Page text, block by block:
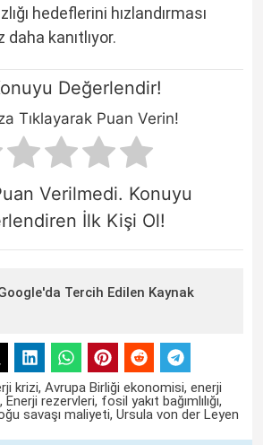
hedeflerini hızlandırması
kanıtlıyor.
Değerlendir!
Tıklayarak Puan Verin!
Verilmedi. Konuyu
İlk Kişi Ol!
Google'da Tercih Edilen Kaynak
krizi,Avrupa Birliği ekonomisi,enerji
, Enerji rezervleri, fosil yakıt bağımlılığı,
savaşı maliyeti,Ursula von der Leyen